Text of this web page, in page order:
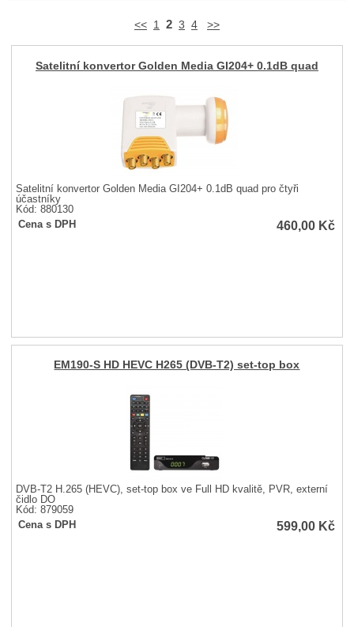
<< 1 2 3 4 >>
Satelitní konvertor Golden Media GI204+ 0.1dB quad
Satelitní konvertor Golden Media GI204+ 0.1dB quad pro čtyři
účastníky
Kód: 880130
Cena s DPH
460,00 Kč
EM190-S HD HEVC H265 (DVB-T2) set-top box
DVB-T2 H.265 (HEVC), set-top box ve Full HD kvalitě, PVR, externí
čidlo DO
Kód: 879059
Cena s DPH
599,00 Kč